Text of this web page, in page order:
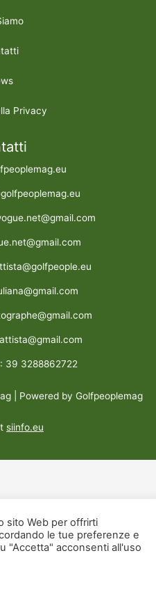
Privacy
39 3288862722
| Powered by Golfpeoplemag
siinfo.eu
sito Web per offrirti
le tue preferenze e
"Accetta" acconsenti all'uso